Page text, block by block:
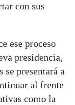
con sus
ese proceso
presidencia,
presentará a
al frente
como la